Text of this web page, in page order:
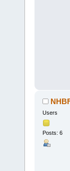
Users
Posts: 6